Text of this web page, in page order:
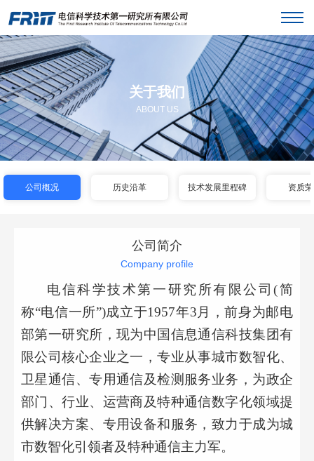
关于我们
ABOUT US
公司概况 历史沿革 技术发展里程碑 资质
公司简介
Company profile
电信科学技术第一研究所有限公司(简
称“电信一所”)成立于1957年3月，前身为邮电
部第一研究所，现为中国信息通信科技集团有
限公司核心企业之一，专业从事城市数智化、
卫星通信、专用通信及检测服务业务，为政企
部门、行业、运营商及特种通信数字化领域提
供解决方案、专用设备和服务，致力于成为城
市数智化引领者及特种通信主力军。